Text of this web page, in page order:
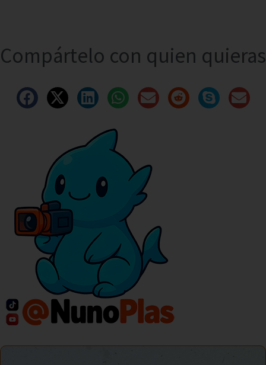
Compártelo con quien quieras